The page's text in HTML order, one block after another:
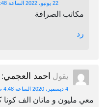
22 يونيو، 2022 الساعة 2:48 م
مكاتب الصرافة
رد
يقول احمد العجمي:
4 ديسمبر، 2020 الساعة 4:48 م
معي مليون و ماتان الف كونا